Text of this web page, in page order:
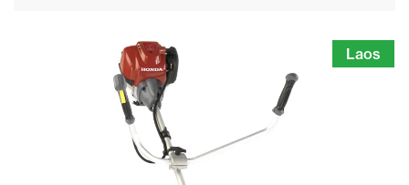
Laos